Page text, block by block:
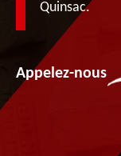
Quinsac.
Appelez-nous